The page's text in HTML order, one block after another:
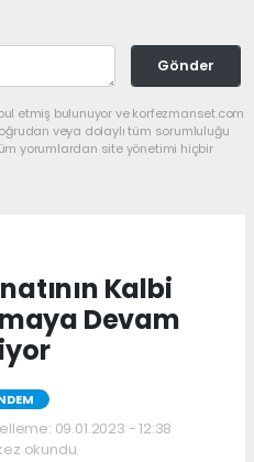
Gönder
etmiş bulunuyor ve korfezmanset.com
veya dolaylı tüm sorumluluğu
yorumlardan site yönetimi hiçbir
Kalbi
Devam
09.01.2023 - 12:38
okundu.